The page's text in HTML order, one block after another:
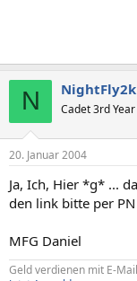
N NightFly2k
Cadet 3rd Year
20. Januar 2004
Ja, Ich, Hier *g* ...
den link bitte per PN
MFG Daniel
Geld verdienen mit E-